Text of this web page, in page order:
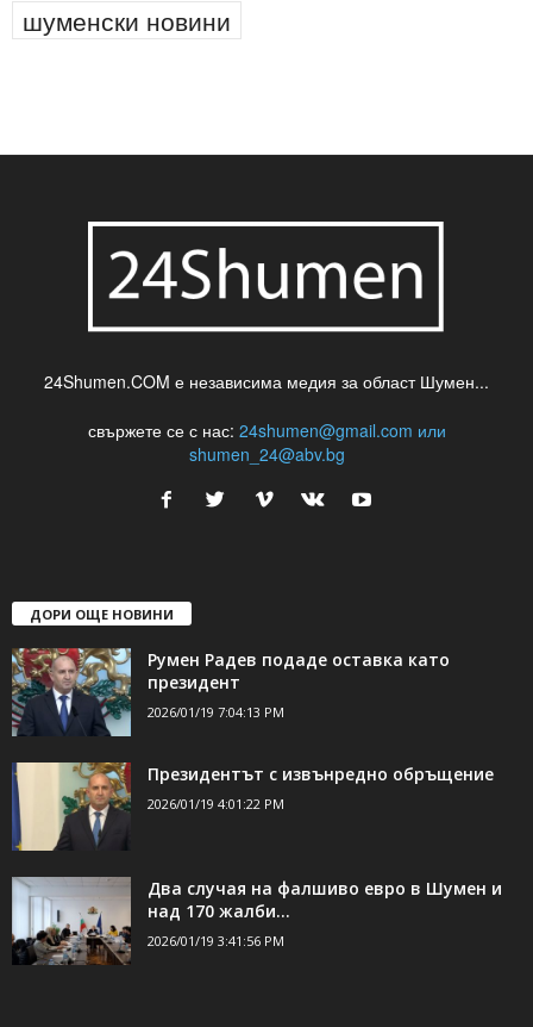
шуменски новини
24Shumen.COM е независима медия за област Шумен...
свържете се с нас: 24shumen@gmail.com или
shumen_24@abv.bg
ДОРИ ОЩЕ НОВИНИ
Румен Радев подаде оставка като
президент
2026/01/19 7:04:13 PM
Президентът с извънредно обръщение
2026/01/19 4:01:22 PM
Два случая на фалшиво евро в Шумен и
над 170 жалби...
2026/01/19 3:41:56 PM